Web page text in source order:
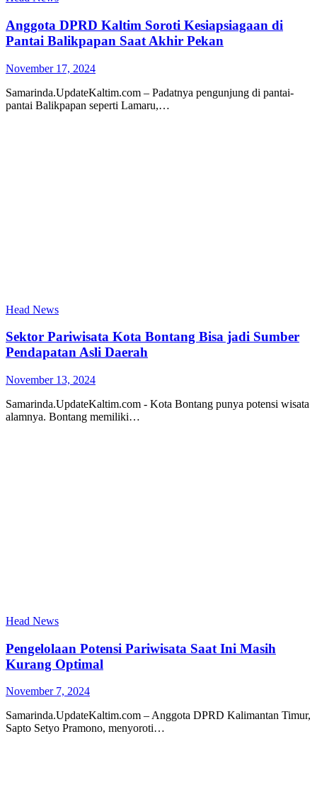
Anggota DPRD Kaltim Soroti Kesiapsiagaan di
Pantai Balikpapan Saat Akhir Pekan
November 17, 2024
Samarinda.UpdateKaltim.com – Padatnya pengunjung di pantai-
pantai Balikpapan seperti Lamaru,…
Head News
Sektor Pariwisata Kota Bontang Bisa jadi Sumber
Pendapatan Asli Daerah
November 13, 2024
Samarinda.UpdateKaltim.com - Kota Bontang punya potensi wisata
alamnya. Bontang memiliki…
Head News
Pengelolaan Potensi Pariwisata Saat Ini Masih
Kurang Optimal
November 7, 2024
Samarinda.UpdateKaltim.com – Anggota DPRD Kalimantan Timur,
Sapto Setyo Pramono, menyoroti…